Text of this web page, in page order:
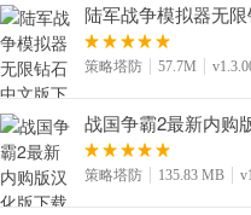
陆军战争模拟器无
策略塔防 57.7M
战国争霸2最新内购
策略塔防 135.83 MB